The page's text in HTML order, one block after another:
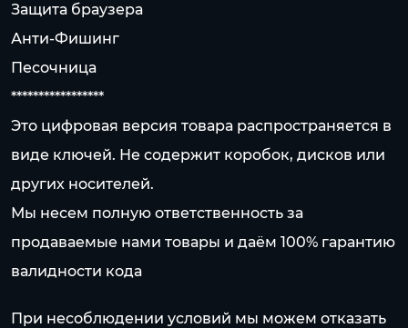
Защита браузера
Анти-Фишинг
Песочница
*****************
Это цифровая версия товара распространяется в
виде ключей. Не содержит коробок, дисков или
других носителей.
Мы несем полную ответственность за
продаваемые нами товары и даём 100% гарантию
валидности кода
При несоблюдении условий мы можем отказать